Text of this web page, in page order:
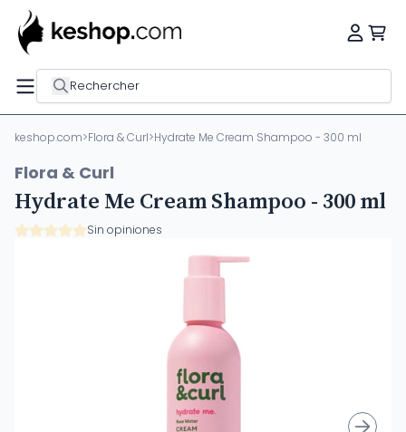
Rechercher
keshop.com>Flora & Curl>Hydrate Me Cream Shampoo - 300 ml
Flora & Curl
Hydrate Me Cream Shampoo - 300 ml
Sin opiniones